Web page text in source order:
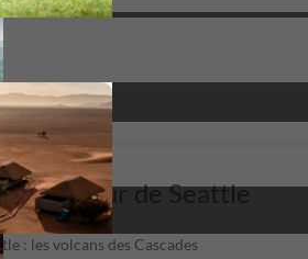
*
autour de Seattle
: les volcans des Cascades